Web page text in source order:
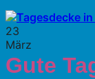
23
März
Gute